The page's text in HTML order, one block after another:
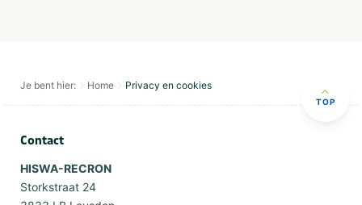
Je bent hier: Home Privacy en cookies
TOP
Contact
HISWA-RECRON
Storkstraat 24